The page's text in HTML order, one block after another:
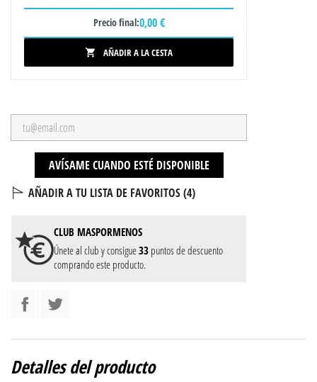
Precio final:0,00 €
 AÑADIR A LA CESTA
AVÍSAME CUANDO ESTÉ DISPONIBLE
AÑADIR A TU LISTA DE FAVORITOS (4)
CLUB MASPORMENOS
Únete al club y consigue33 puntos de descuento
comprando este producto.
Detalles del producto